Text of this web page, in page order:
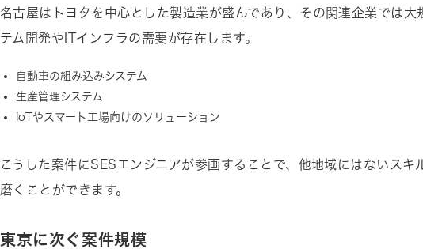
名古屋はトヨタを中心とした製造業が盛んであり、その関連企業では大
テム開発やITインフラの需要が存在します。
自動車の組み込みシステム
生産管理システム
IoTやスマート工場向けのソリューション
こうした案件にSESエンジニアが参画することで、他地域にはないスキ
磨くことができます。
東京に次ぐ案件規模